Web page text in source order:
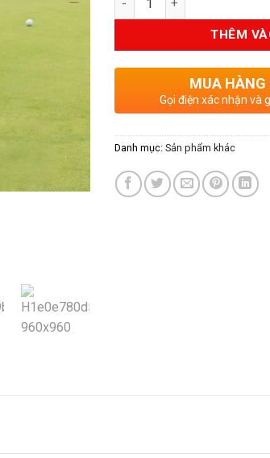
THÊM
MUA HÀNG
Gọi điện xác nhận và
Danh mục: Sản phẩm khác